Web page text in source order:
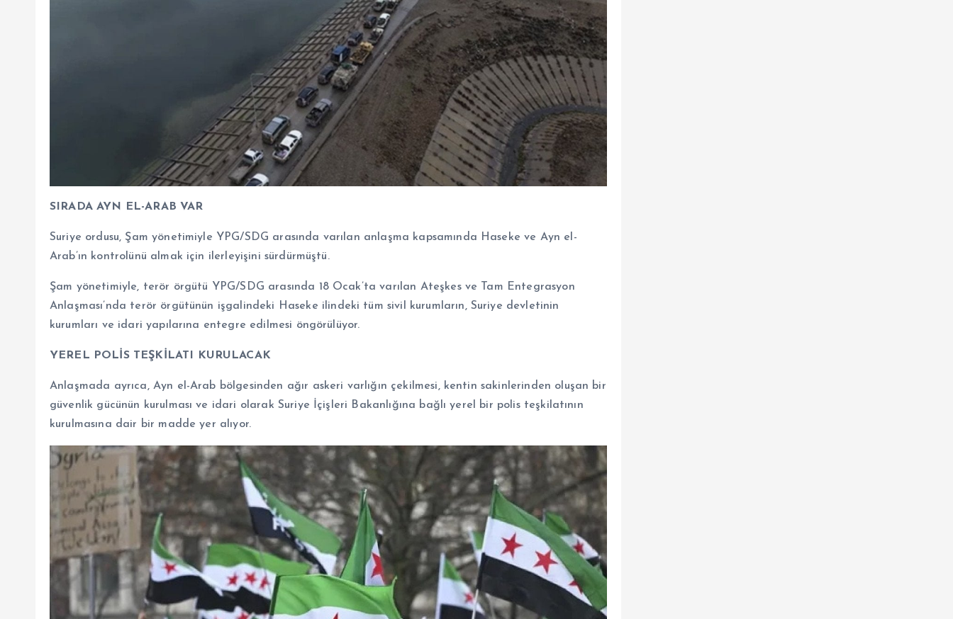
SIRADA AYN EL-ARAB VAR
Suriye ordusu, Şam yönetimiyle YPG/SDG arasında varılan anlaşma kapsamında Haseke ve Ayn el-
Arab’ın kontrolünü almak için ilerleyişini sürdürmüştü.
Şam yönetimiyle, terör örgütü YPG/SDG arasında 18 Ocak’ta varılan Ateşkes ve Tam Entegrasyon
Anlaşması’nda terör örgütünün işgalindeki
Haseke ilindeki tüm sivil kurumların, Suriye devletinin
kurumları ve idari yapılarına entegre edilmesi öngörülüyor.
YEREL POLİS TEŞKİLATI KURULACAK
Anlaşmada ayrıca, Ayn el-Arab bölgesinden ağır askeri varlığın çekilmesi, kentin sakinlerinden oluşan bir
güvenlik gücünün kurulması ve idari olarak Suriye İçişleri Bakanlığına bağlı yerel bir polis teşkilatının
kurulmasına dair bir madde yer alıyor.